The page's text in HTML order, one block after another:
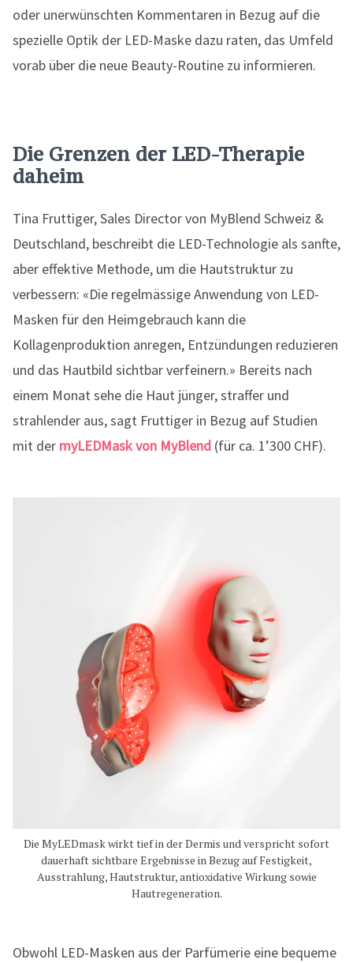
oder unerwünschten Kommentaren in Bezug auf die
spezielle Optik der LED-Maske dazu raten, das Umfeld
vorab über die neue Beauty-Routine zu informieren.
Die Grenzen der LED-Therapie
daheim
Tina Fruttiger, Sales Director von MyBlend Schweiz &
Deutschland, beschreibt die LED-Technologie als sanfte,
aber effektive Methode, um die Hautstruktur zu
verbessern: «Die regelmässige Anwendung von LED-
Masken für den Heimgebrauch kann die
Kollagenproduktion anregen, Entzündungen reduzieren
und das Hautbild sichtbar verfeinern.» Bereits nach
einem Monat sehe die Haut jünger, straffer und
strahlender aus, sagt Fruttiger in Bezug auf Studien
mit der myLEDMask von MyBlend (für ca. 1’300 CHF).
Die MyLEDmask wirkt tief in der Dermis und verspricht sofort
dauerhaft sichtbare Ergebnisse in Bezug auf Festigkeit,
Ausstrahlung, Hautstruktur, antioxidative Wirkung sowie
Hautregeneration.
Obwohl LED-Masken aus der Parfümerie eine bequeme